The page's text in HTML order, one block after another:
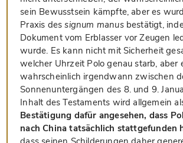
sein Bewusstsein kämpfte, aber es
Praxis dessignum manusbestätigt,
Dokument vom Erblasser vor Zeugen
wurde. Es kann nicht mit Sicherheit
welcher Uhrzeit Polo genau starb, aber
wahrscheinlich irgendwann zwischen
Sonnenuntergängen des 8. und 9.
Inhalt des Testaments wird allgemein
Bestätigung dafür angesehen, dass
nach China tatsächlich stattgefunden